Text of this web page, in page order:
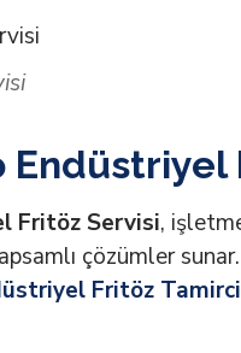
Fritöz Servisi,
çözümler sunar.
Fritöz